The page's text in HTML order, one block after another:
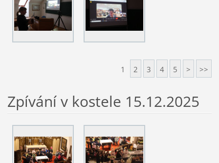
1 2 3 4 5 > >>
Zpívání v kostele 15.12.2025